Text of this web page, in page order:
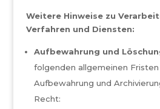
Weitere Hinweise zu
Verfahren und Diensten:
Aufbewahrung und
folgenden allgemeinen
Aufbewahrung und
Recht: